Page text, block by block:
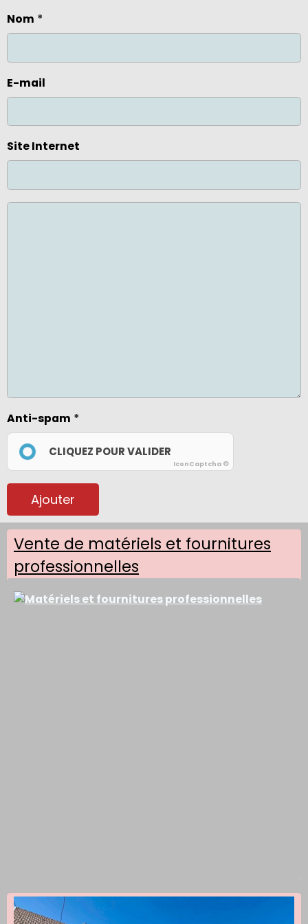
Nom
E-mail
Site Internet
Anti-spam
CLIQUEZ POUR VALIDER
IconCaptcha ©
Ajouter
Vente de matériels et fournitures
professionnelles